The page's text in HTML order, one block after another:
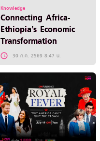
Knowledge
Connecting Africa-
Ethiopia’s Economic
Transformation
30 ก.ค. 2569 8:47 น.